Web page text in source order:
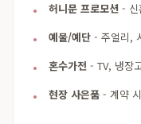
허니문 프로모션 - 신
예물/예단 - 주얼리,
혼수가전 - TV, 냉장
현장 사은품 - 계약